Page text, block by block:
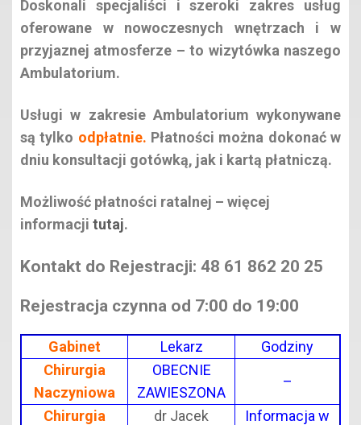
Doskonali specjaliści i szeroki zakres usług
oferowane w nowoczesnych wnętrzach i w
przyjaznej atmosferze – to wizytówka naszego
Ambulatorium.
Usługi w zakresie Ambulatorium wykonywane
są tylko odpłatnie. Płatności można dokonać w
dniu konsultacji gotówką, jak i kartą płatniczą.
Możliwość płatności ratalnej – więcej
informacji tutaj.
Kontakt do Rejestracji: 48 61 862 20 25
Rejestracja czynna od 7:00 do 19:00
Gabinet Lekarz
Godziny
Chirurgia
Naczyniowa
OBECNIE
ZAWIESZONA
–
Chirurgia
dr Jacek
Informacja w